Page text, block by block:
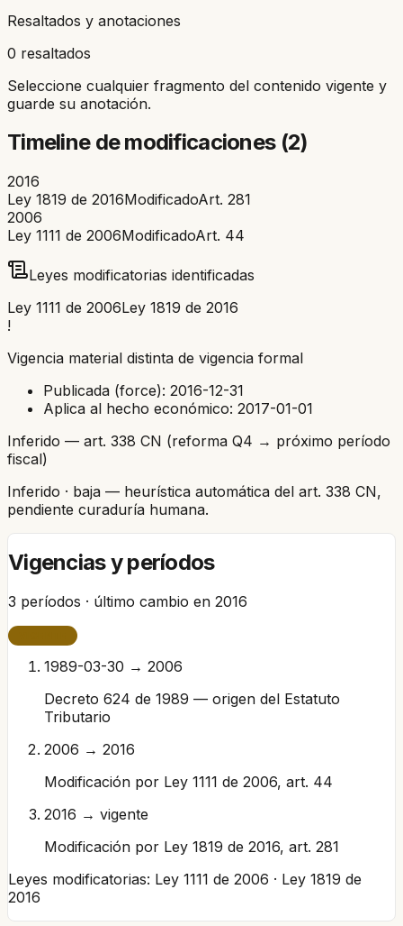
Resaltados y anotaciones
0 resaltados
Seleccione cualquier fragmento del contenido vigente y
guarde su anotación.
Timeline de modificaciones (2)
2016
Ley 1819 de 2016ModificadoArt. 281
2006
Ley 1111 de 2006ModificadoArt. 44
Leyes modificatorias identificadas
Ley 1111 de 2006Ley 1819 de 2016
!
Vigencia material distinta de vigencia formal
Publicada (force): 2016-12-31
Aplica al hecho económico: 2017-01-01
Inferido — art. 338 CN (reforma Q4 → próximo período
fiscal)
Inferido · baja — heurística automática del art. 338 CN,
pendiente curaduría humana.
Vigencias y períodos
3 períodos · último cambio en 2016
1989-03-30 → 2006
Decreto 624 de 1989 — origen del Estatuto
Tributario
2006 → 2016
Modificación por Ley 1111 de 2006, art. 44
2016 → vigente
Modificación por Ley 1819 de 2016, art. 281
Leyes modificatorias: Ley 1111 de 2006 · Ley 1819 de
2016